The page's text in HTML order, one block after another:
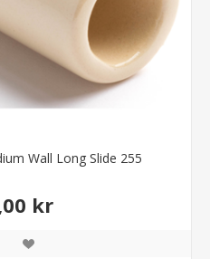
Wall Long Slide 255
kr